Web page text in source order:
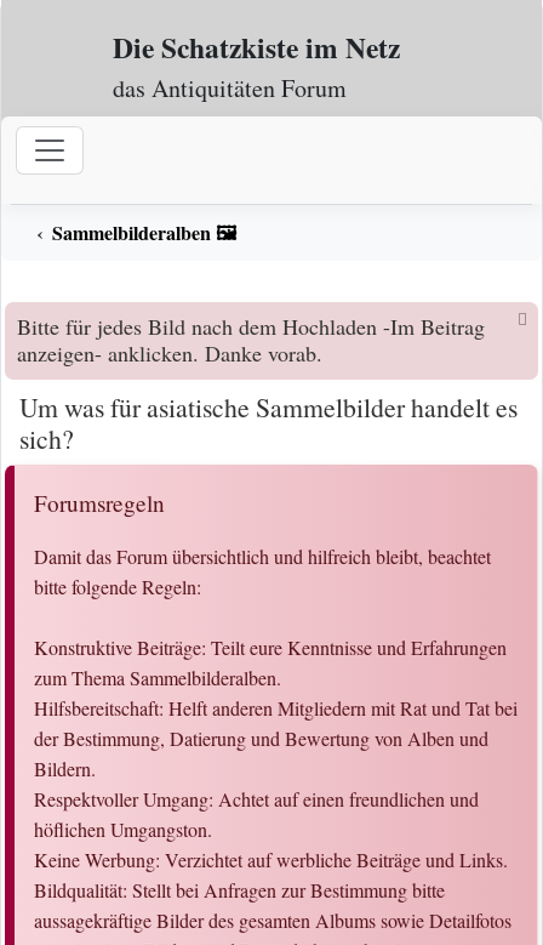
Zum Inhalt
Die Schatzkiste im Netz
das Antiquitäten Forum
Sammelbilderalben 🖼️
Bitte für jedes Bild nach dem Hochladen -Im Beitrag
anzeigen- anklicken. Danke vorab.
Um was für asiatische Sammelbilder handelt es
sich?
Forumsregeln
Damit das Forum übersichtlich und hilfreich bleibt, beachtet
bitte folgende Regeln:
Konstruktive Beiträge: Teilt eure Kenntnisse und Erfahrungen
zum Thema Sammelbilderalben.
Hilfsbereitschaft: Helft anderen Mitgliedern mit Rat und Tat bei
der Bestimmung, Datierung und Bewertung von Alben und
Bildern.
Respektvoller Umgang: Achtet auf einen freundlichen und
höflichen Umgangston.
Keine Werbung: Verzichtet auf werbliche Beiträge und Links.
Bildqualität: Stellt bei Anfragen zur Bestimmung bitte
aussagekräftige Bilder des gesamten Albums sowie Detailfotos